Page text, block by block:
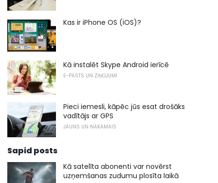
Kas ir iPhone OS (iOS)?
Kā instalēt Skype Android ierīcē
E-PASTS UN ZIŅOJUMI
Pieci iemesli, kāpēc jūs esat drošāks
vadītājs ar GPS
JAUNS UN NĀKAMAIS
Sapid posts
Kā satelīta abonenti var novērst
uzņemšanas zudumu plosīta laikā